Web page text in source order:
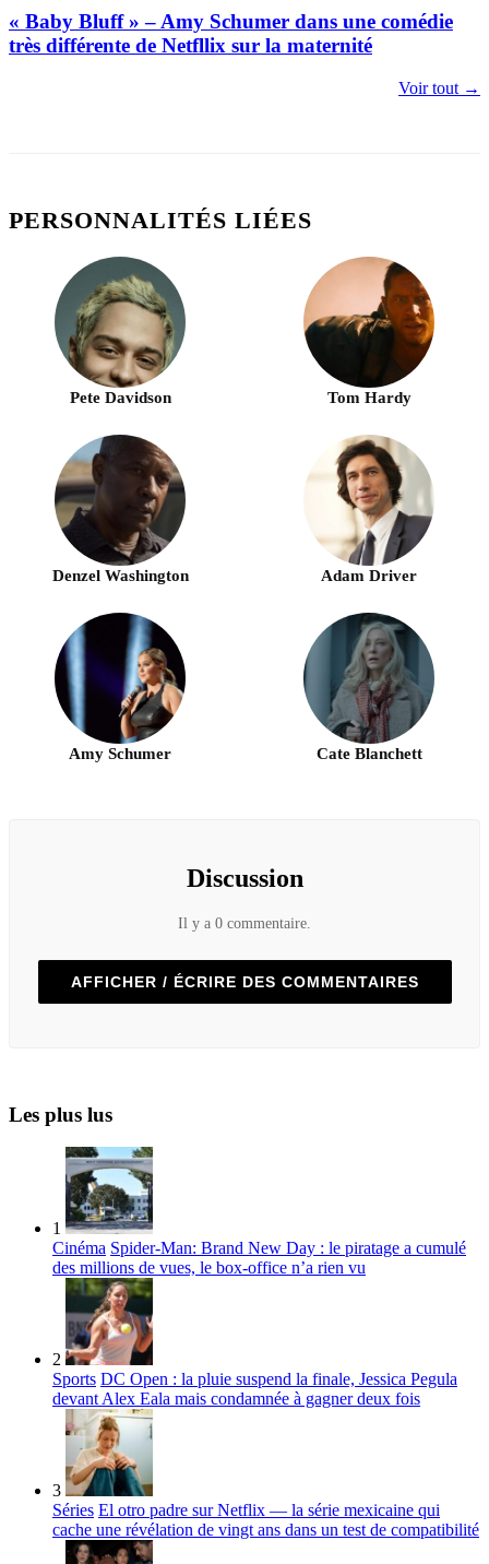
« Baby Bluff » – Amy Schumer dans une comédie
très différente de Netfllix sur la maternité
Voir tout →
PERSONNALITÉS LIÉES
Pete Davidson Tom Hardy
Denzel Washington Adam Driver
Amy Schumer Cate Blanchett
Discussion
Il y a 0 commentaire.
AFFICHER / ÉCRIRE DES COMMENTAIRES
Les plus lus
1
Cinéma Spider-Man: Brand New Day : le piratage a cumulé
des millions de vues, le box-office n’a rien vu
2
Sports DC Open : la pluie suspend la finale, Jessica Pegula
devant Alex Eala mais condamnée à gagner deux fois
3
Séries El otro padre sur Netflix — la série mexicaine qui
cache une révélation de vingt ans dans un test de compatibilité